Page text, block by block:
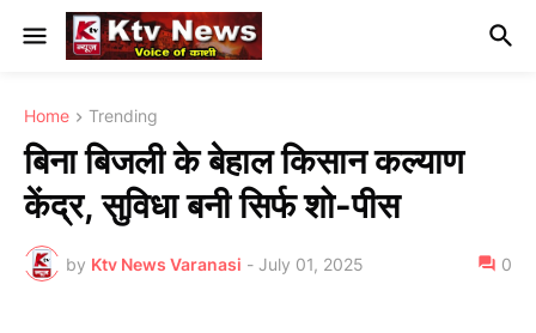
Home Trending
बिना बिजली के बेहाल किसान कल्याण
केंद्र, सुविधा बनी सिर्फ शो-पीस
by Ktv News Varanasi - July 01, 2025 0